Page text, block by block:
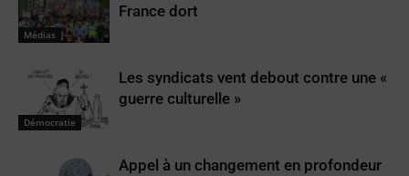
Médias
France dort
Démocratie
Les syndicats vent debout contre une «
guerre culturelle »
Appel à un changement en profondeur